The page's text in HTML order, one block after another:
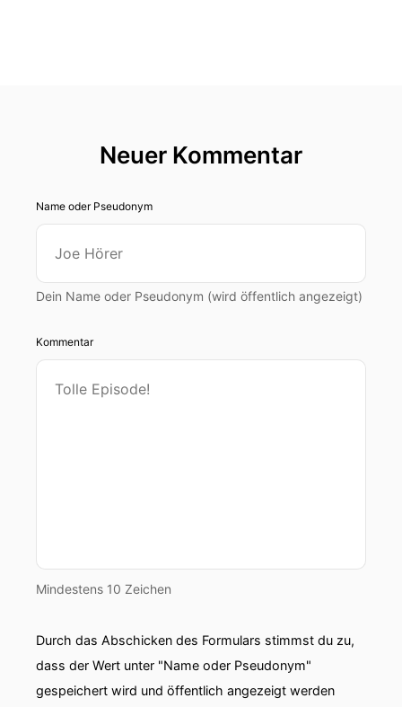
Neuer Kommentar
Name oder Pseudonym
Dein Name oder Pseudonym (wird öffentlich angezeigt)
Kommentar
Mindestens 10 Zeichen
Durch das Abschicken des Formulars stimmst du zu,
dass der Wert unter "Name oder Pseudonym"
gespeichert wird und öffentlich angezeigt werden